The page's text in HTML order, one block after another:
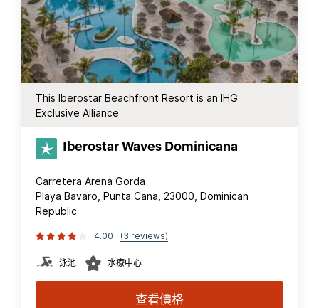
This Iberostar Beachfront Resort is an IHG
Exclusive Alliance
Iberostar Waves Dominicana
Carretera Arena Gorda
Playa Bavaro, Punta Cana, 23000, Dominican
Republic
4.00 (3 reviews)
泳池 水療中心
查看價格